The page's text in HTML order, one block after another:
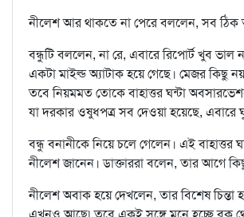
নীলেশ আর থাকতে না পেরে বললেন, সব
বন্ধুটি বললেন, না রে, এবারে রিপোর্ট খুব ভাল
একটা মাইল্ড অ্যাটাক হয়ে গেছে। মেজর কিছু
তবে নিয়মমত তোকে বাহাত্তর ঘন্টা
যা দরকার ওষুধপত্র সব দেওয়া হয়েছে, এবারে
বন্ধু বনানীকে নিয়ে চলে গেলেন। এই বাহাত্তর
নীলেশ জানেন। ডাক্তাররা বলেন, তার আগে
নীলেশ অবাক হয়ে দেখলেন, তার বিশেষ চিন্তা